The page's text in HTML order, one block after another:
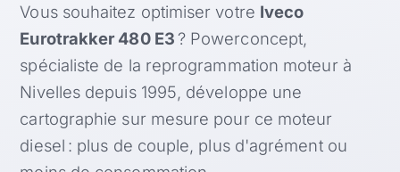
Vous souhaitez optimiser votre Iveco
Eurotrakker 480 E3 ? Powerconcept,
spécialiste de la reprogrammation moteur à
Nivelles depuis 1995, développe une
cartographie sur mesure pour ce moteur
diesel : plus de couple, plus d'agrément ou